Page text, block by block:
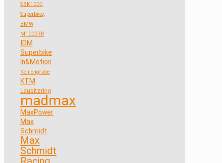
SBK1000;
Superbike;
BMW
M1000RR
IDM
Superbike
In&Motion
Kohlengrube
KTM
Lausitzring
madmax
MaxPower
Max
Schmidt
Max
Schmidt